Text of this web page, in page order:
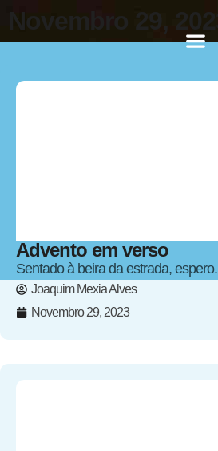
Novembro 29, 2023
Advento em verso
Sentado à beira da estrada, espero.
Joaquim Mexia Alves
Novembro 29, 2023